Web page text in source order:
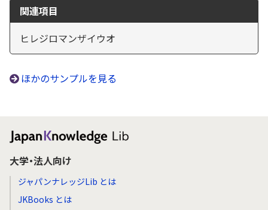
関連項目
ヒレジロマンザイウオ
ほかのサンプルを見る
大学・法人向け
ジャパンナレッジLib とは
JKBooks とは